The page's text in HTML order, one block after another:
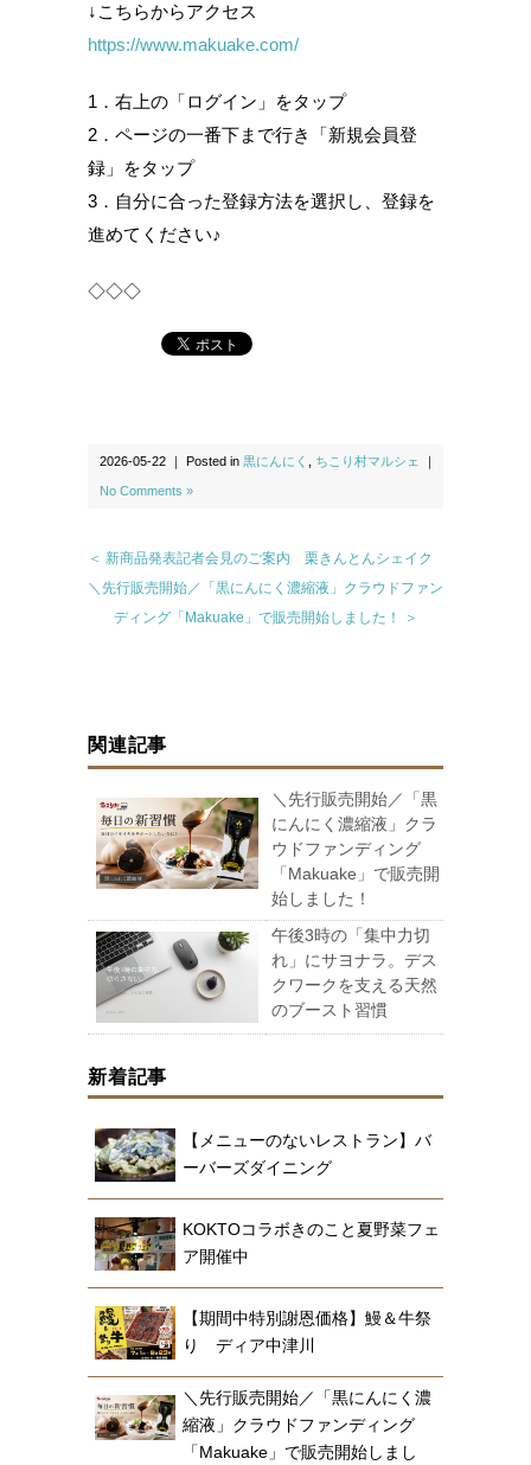
↓こちらからアクセス
https://www.makuake.com/
1．右上の「ログイン」をタップ
2．ページの一番下まで行き「新規会員登
録」をタップ
3．自分に合った登録方法を選択し、登録を
進めてください♪
◇◇◇
2026-05-22 ｜ Posted in 黒にんにく ちこり村マルシェ ｜
No Comments »
＜ 新商品発表記者会見のご案内 栗きんとんシェイク
＼先行販売開始／「黒にんにく濃縮液」クラウドファン
ディング「Makuake」で販売開始しました！ ＞
関連記事
＼先行販売開始／「黒
にんにく濃縮液」クラ
ウドファンディング
「Makuake」で販売開
始しました！
午後3時の「集中力切
れ」にサヨナラ。デス
クワークを支える天然
のブースト習慣
新着記事
【メニューのないレストラン】バ
ーバーズダイニング
KOKTOコラボきのこと夏野菜フェ
ア開催中
【期間中特別謝恩価格】鰻＆牛祭
り ディア中津川
＼先行販売開始／「黒にんにく濃
縮液」クラウドファンディング
「Makuake」で販売開始しまし